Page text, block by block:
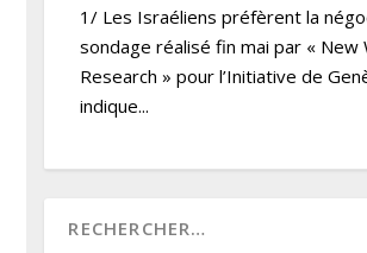
1/ Les Israéliens préfèrent la
sondage réalisé fin mai par « New
Research » pour l’Initiative de
indique...